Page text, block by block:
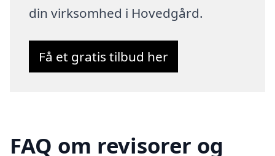
din virksomhed i Hovedgård.
Få et gratis tilbud her
FAQ om revisorer og